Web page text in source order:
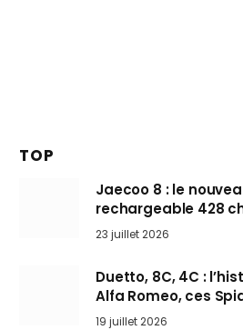
TOP
Jaecoo 8 : le
rechargeable 428
arrive en Europe cet
23 juillet 2026
Duetto, 8C, 4C :
Alfa Romeo, ces
l’art de rouler
19 juillet 2026